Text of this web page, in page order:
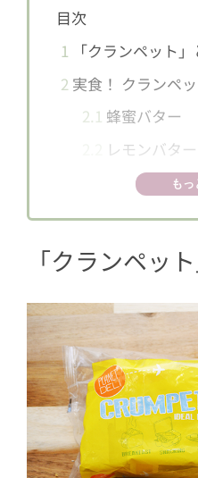
目次
1 「クランペット」
2 実食！ クランペ
2.1 蜂蜜バター
レモンバター
目玉焼き もっ
「クランペッ